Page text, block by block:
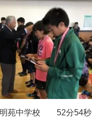
苑中学校 52分54秒